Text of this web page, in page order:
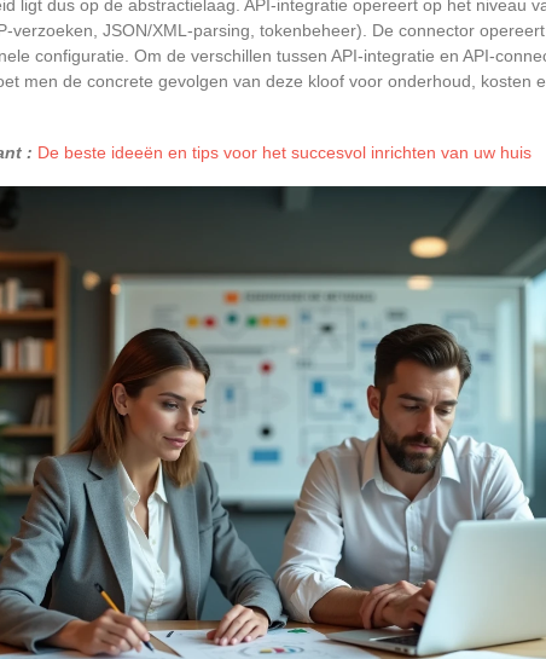
ligt dus op de abstractielaag. API-integratie opereert op het niveau
verzoeken, JSON/XML-parsing, tokenbeheer). De connector
configuratie. Om de verschillen tussen API-integratie en API-
men de concrete gevolgen van deze kloof voor onderhoud, kosten
: De beste ideeën en tips voor het succesvol inrichten van uw huis